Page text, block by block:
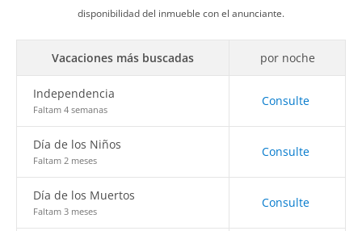
disponibilidad del inmueble con el anunciante.
Vacaciones más buscadas por noche
Independencia
Faltam 4 semanas
Consulte
Día de los Niños
Faltam 2 meses
Consulte
Día de los Muertos
Faltam 3 meses
Consulte